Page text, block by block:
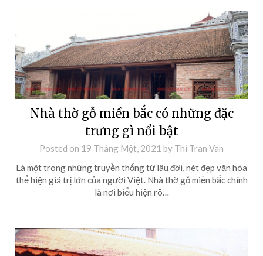
Nhà thờ gỗ miền bắc có những đặc
trưng gì nổi bật
Posted on 19 Tháng Một, 2021 by Thi Tran Van
Là một trong những truyền thống từ lâu đời, nét đẹp văn hóa
thể hiện giá trị lớn của người Việt. Nhà thờ gỗ miền bắc chính
là nơi biểu hiện rõ…